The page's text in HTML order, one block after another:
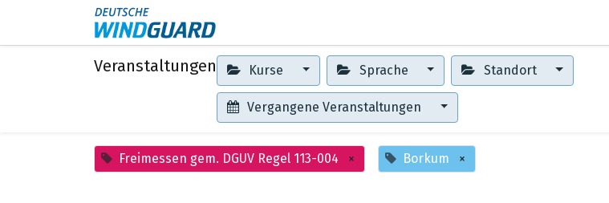
Veranstaltungen Kurse Sprache Standort
Vergangene Veranstaltungen
Freimessen gem. DGUV Regel 113-004 × Borkum ×